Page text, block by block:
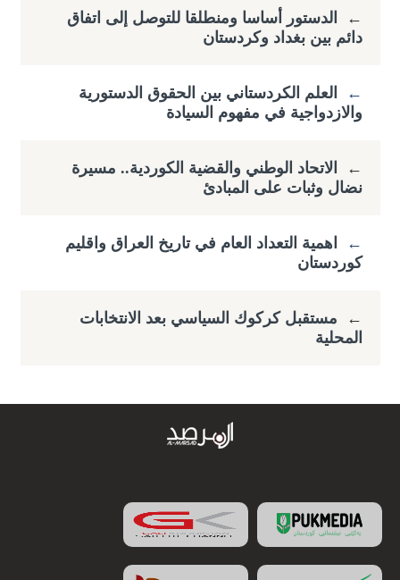
←
الدستور أساسا ومنطلقا للتوصل إلى اتفاق
دائم بين بغداد وكردستان
←
العلم الكردستاني بين الحقوق الدستورية
والازدواجية في مفهوم السيادة
←
الاتحاد الوطني والقضية الكوردية.. مسيرة
نضال وثبات على المبادئ
←
اهمية التعداد العام في تاريخ العراق واقليم
كوردستان
←
مستقبل كركوك السياسي بعد الانتخابات
المحلية